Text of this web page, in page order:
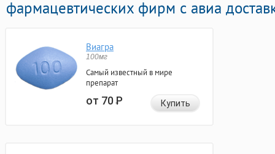
фармацевтических фирм с авиа
Виагра
100мг
Самый известный в мире
препарат
от 70Р Купить